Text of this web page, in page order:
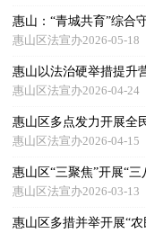
惠山：“青城共育”综合
惠山区法宣办2026-05-18
惠山以法治硬举措提升
惠山区法宣办2026-04-24
惠山区多点发力开展全
惠山区法宣办2026-04-15
惠山区“三聚焦”开展“
惠山区法宣办2026-03-13
惠山区多措并举开展“